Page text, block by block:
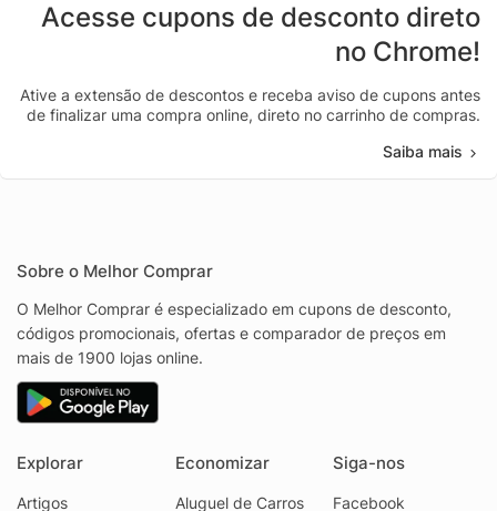
Acesse cupons de desconto direto
no Chrome!
Ative a extensão de descontos e receba aviso de cupons antes
de finalizar uma compra online, direto no carrinho de compras.
Saiba mais
Sobre o Melhor Comprar
O Melhor Comprar é especializado em cupons de desconto,
códigos promocionais, ofertas e comparador de preços em
mais de 1900 lojas online.
Explorar
Artigos
Economizar
Aluguel de Carros
Siga-nos
Facebook